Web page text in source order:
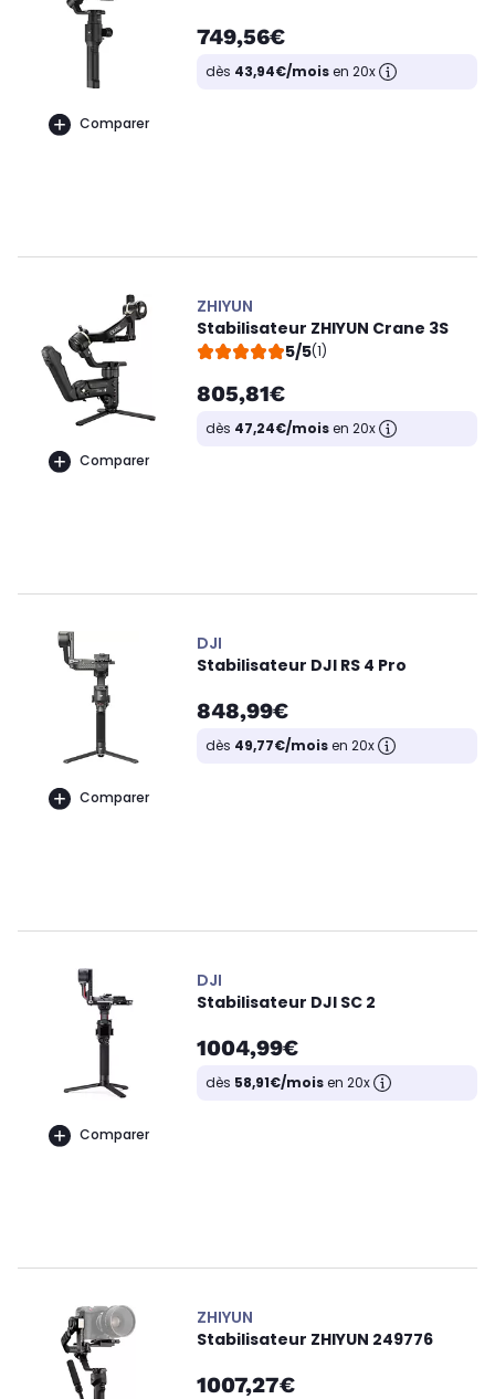
Comparer
749,56€
dès 43,94€/moisen 20x
Comparer
ZHIYUN
Stabilisateur ZHIYUN Crane 3S
5/5(1)
805,81€
dès 47,24€/moisen 20x
Comparer
DJI
Stabilisateur DJI RS 4 Pro
848,99€
dès 49,77€/moisen 20x
Comparer
DJI
Stabilisateur DJI SC 2
1004,99€
dès 58,91€/moisen 20x
ZHIYUN
Stabilisateur ZHIYUN 249776
1007,27€